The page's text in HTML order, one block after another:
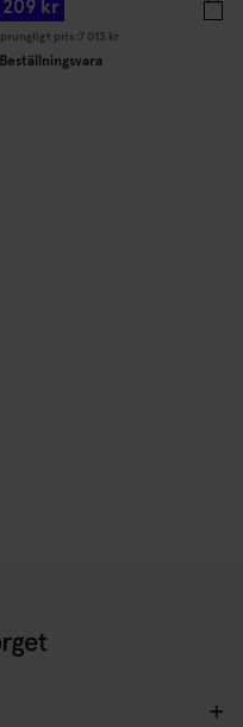
kr
pris:7 013 kr
Beställningsvara